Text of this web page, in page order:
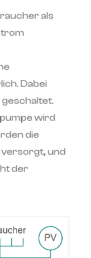
als
Dabei
geschaltet.
wird
die
und
der